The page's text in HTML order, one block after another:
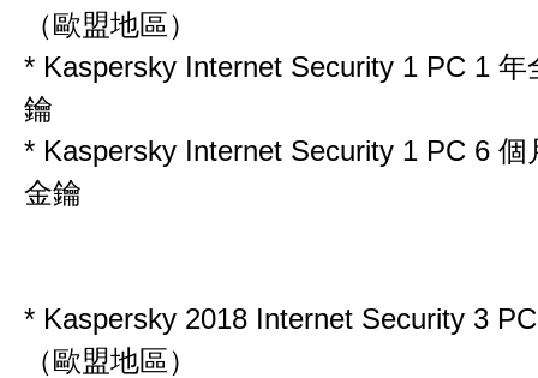
（歐盟地區）
* Kaspersky Internet Security 1 PC 1 年
鑰
* Kaspersky Internet Security 1 PC 6 個
金鑰
* Kaspersky 2018 Internet Security 3
（歐盟地區）